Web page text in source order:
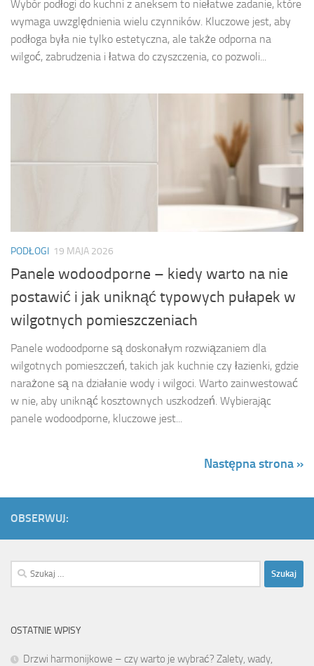
Wybór podłogi do kuchni z aneksem to niełatwe zadanie, które
wymaga uwzględnienia wielu czynników. Kluczowe jest, aby
podłoga była nie tylko estetyczna, ale także odporna na
wilgoć, zabrudzenia i łatwa do czyszczenia, co pozwoli...
PODŁOGI 19 MAJA 2026
Panele wodoodporne – kiedy warto na nie
postawić i jak uniknąć typowych pułapek w
wilgotnych pomieszczeniach
Panele wodoodporne są doskonałym rozwiązaniem dla
wilgotnych pomieszczeń, takich jak kuchnie czy łazienki, gdzie
narażone są na działanie wody i wilgoci. Warto zainwestować
w nie, aby uniknąć kosztownych uszkodzeń. Wybierając
panele wodoodporne, kluczowe jest...
Następna strona »
OBSERWUJ:
Szukaj:
OSTATNIE WPISY
Drzwi harmonijkowe – czy warto je wybrać? Zalety, wady,